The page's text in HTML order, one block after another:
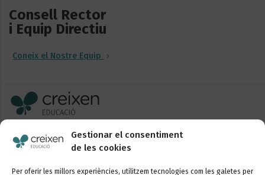
Gestionar el consentiment
de les cookies
Per oferir les millors experiències, utilitzem tecnologies com les galetes per
Consell Rector
i Equip Directiu
Coneix el Nostre Equip
08018 Barcelona